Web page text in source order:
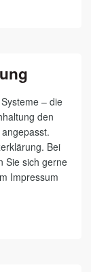
– die
den
Bei
Sie sich gerne
Impressum